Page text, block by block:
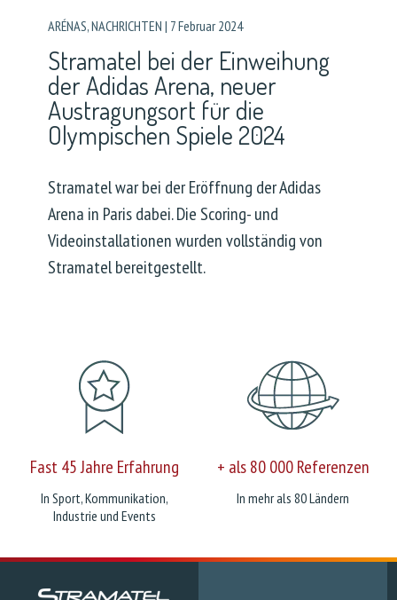
ARÉNAS,NACHRICHTEN | 7 Februar 2024
Stramatel bei der Einweihung
der Adidas Arena, neuer
Austragungsort für die
Olympischen Spiele 2024
Stramatel war bei der Eröffnung der Adidas
Arena in Paris dabei. Die Scoring- und
Videoinstallationen wurden vollständig von
Stramatel bereitgestellt.
Fast 45 Jahre Erfahrung
In Sport, Kommunikation,
Industrie und Events
+ als 80 000 Referenzen
In mehr als 80 Ländern